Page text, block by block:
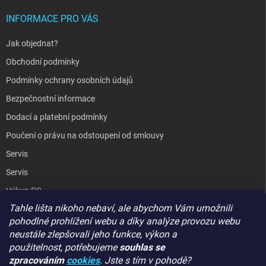
Tahle lišta nikoho nebaví, ale abychom Vám umožnili
pohodlné prohlížení webu a díky analýze provozu webu
neustále zlepšovali jeho funkce, výkon a
použitelnost, potřebujemesouhlas se
zpracováním cookies. Jste s tím v pohodě?
INFORMACE PRO VÁS
Jak objednat?
Obchodní podmínky
Podmínky ochrany osobních údajů
Bezpečnostní informace
Dodací a platební podmínky
Poučení o právu na odstoupení od smlouvy
Servis
Servis
Výkup PC
Kopírování / laminování
Hodnocení obchodu